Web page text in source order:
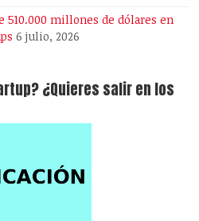
510.000 millones de dólares en
6 julio, 2026
en los